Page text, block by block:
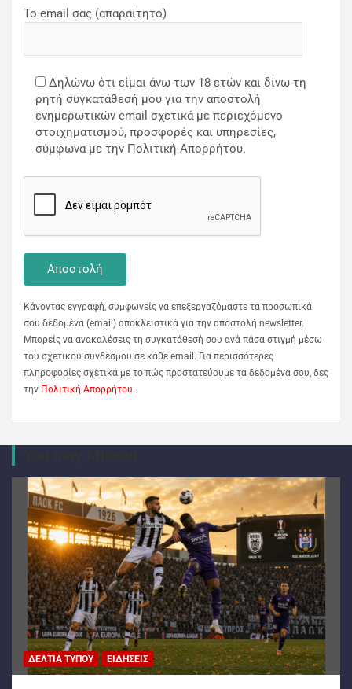
Το email σας (απαραίτητο)
Δηλώνω ότι είμαι άνω των 18 ετών και δίνω τη
ρητή συγκατάθεσή μου για την αποστολή
ενημερωτικών email σχετικά με περιεχόμενο
στοιχηματισμού, προσφορές και υπηρεσίες,
σύμφωνα με την Πολιτική Απορρήτου.
Κάνοντας εγγραφή, συμφωνείς να επεξεργαζόμαστε τα προσωπικά
σου δεδομένα (email) αποκλειστικά για την αποστολή newsletter.
Μπορείς να ανακαλέσεις τη συγκατάθεσή σου ανά πάσα στιγμή μέσω
του σχετικού συνδέσμου σε κάθε email. Για περισσότερες
πληροφορίες σχετικά με το πώς προστατεύουμε τα δεδομένα σου, δες
την Πολιτική Απορρήτου.
ΔΕΛΤΊΑ ΤΎΠΟΥ ΕΙΔΉΣΕΙΣ